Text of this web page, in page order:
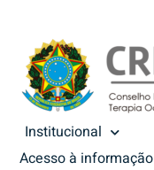
Institucional
Acesso à informação